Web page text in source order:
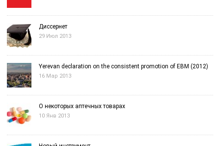
Диссернет
29 Июл 2013
Yerevan declaration on the consistent promotion of EBM (2012)
16 Мар 2013
О некоторых аптечных товарах
10 Янв 2013